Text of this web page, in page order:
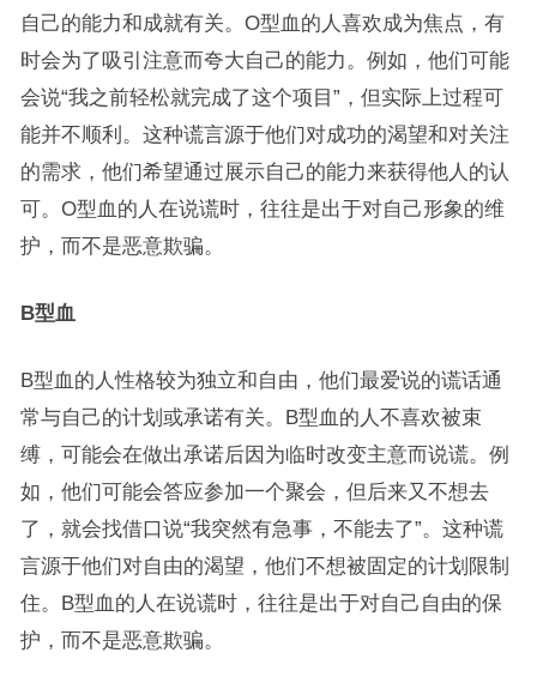
自己的能力和成就有关。O型血的人喜欢成为焦点，有
时会为了吸引注意而夸大自己的能力。例如，他们可能
会说“我之前轻松就完成了这个项目”，但实际上过程可
能并不顺利。这种谎言源于他们对成功的渴望和对关注
的需求，他们希望通过展示自己的能力来获得他人的认
可。O型血的人在说谎时，往往是出于对自己形象的维
护，而不是恶意欺骗。
B型血
B型血的人性格较为独立和自由，他们最爱说的谎话通
常与自己的计划或承诺有关。B型血的人不喜欢被束
缚，可能会在做出承诺后因为临时改变主意而说谎。例
如，他们可能会答应参加一个聚会，但后来又不想去
了，就会找借口说“我突然有急事，不能去了”。这种谎
言源于他们对自由的渴望，他们不想被固定的计划限制
住。B型血的人在说谎时，往往是出于对自己自由的保
护，而不是恶意欺骗。